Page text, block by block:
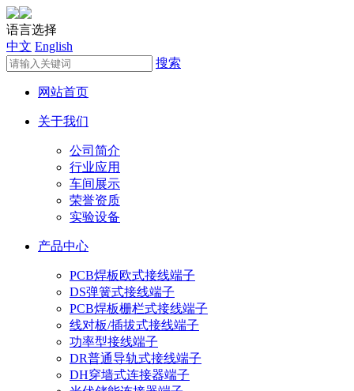
语言选择
中文 English
搜索
网站首页
关于我们
公司简介
行业应用
车间展示
荣誉资质
实验设备
产品中心
PCB焊板欧式接线端子
DS弹簧式接线端子
PCB焊板栅栏式接线端子
线对板/插拔式接线端子
功率型接线端子
DR普通导轨式接线端子
DH穿墙式连接器端子